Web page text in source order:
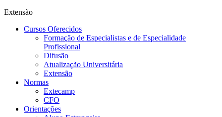
Extensão
Cursos Oferecidos
Formação de Especialistas e de Especialidade
Profissional
Difusão
Atualização Universitária
Extensão
Normas
Extecamp
CFO
Orientações